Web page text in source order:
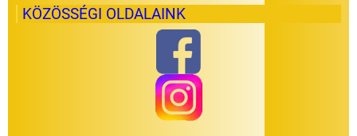
KÖZÖSSÉGI OLDALAINK